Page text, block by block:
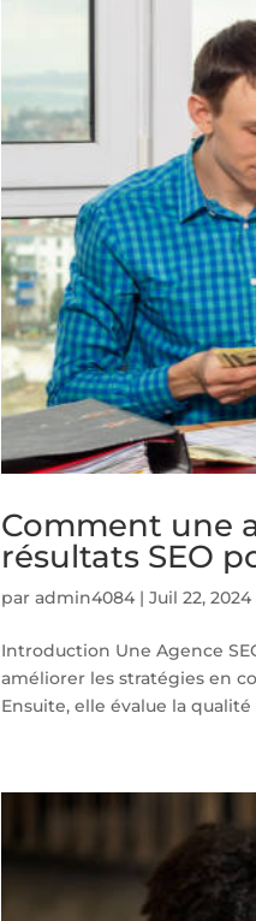
Comment une
résultats SEO
paradmin4084 |Juil 22, 2024
Introduction Une Agence
améliorer les stratégies en
Ensuite, elle évalue la